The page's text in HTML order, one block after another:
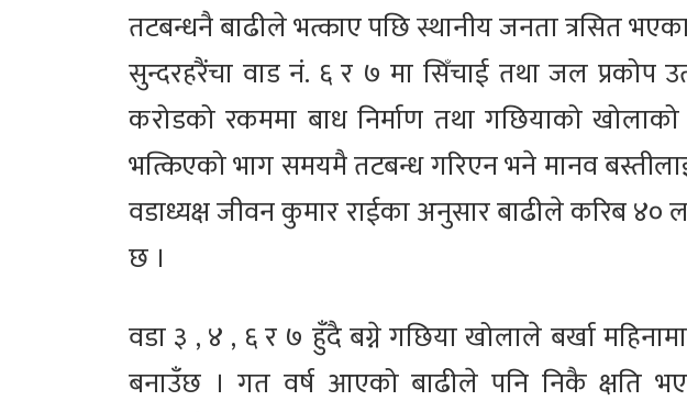
तटबन्धनै बाढीले भत्काए पछि स्थानीय जनता त्रसित
सुन्दरहरैंचा वाड नं. ६ र ७ मा सिँचाई तथा जल प्रकोप
करोडको रकममा बाध निर्माण तथा गछियाको
भत्किएको भाग समयमै तटबन्ध गरिएन भने मानव
वडाध्यक्ष जीवन कुमार राईका अनुसार बाढीले करिब ४०
छ ।
वडा ३ , ४ , ६ र ७ हुँदै बग्ने गछिया खोलाले बर्खा
बनाउँछ । गत वर्ष आएको बाढीले पनि निकै क्षति